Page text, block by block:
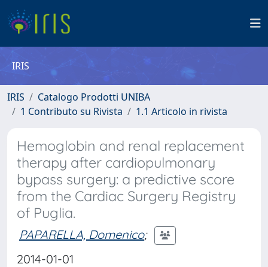
IRIS
IRIS
Catalogo Prodotti UNIBA
1 Contributo su Rivista
1.1 Articolo in rivista
Hemoglobin and renal replacement
therapy after cardiopulmonary
bypass surgery: a predictive score
from the Cardiac Surgery Registry
of Puglia.
PAPARELLA, Domenico;
2014-01-01